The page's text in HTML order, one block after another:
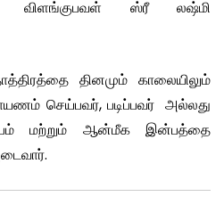
விளங்குபவள் ஸ்ரீ லஷ்மி
தினமும் காலையிலும்
செய்பவர், படிப்பவர் அல்லது
மற்றும் ஆன்மீக இன்பத்தை